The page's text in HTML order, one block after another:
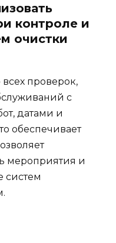
контроле и
очистки
проверок,
с
датами и
обеспечивает
мероприятия и
систем